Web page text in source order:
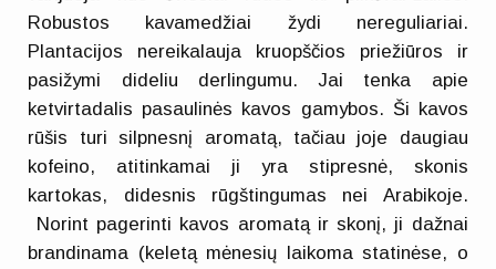
Robustos kavamedžiai žydi nereguliariai.
Plantacijos nereikalauja kruopščios priežiūros ir
pasižymi dideliu derlingumu. Jai tenka apie
ketvirtadalis pasaulinės kavos gamybos. Ši kavos
rūšis turi silpnesnį aromatą, tačiau joje daugiau
kofeino, atitinkamai ji yra stipresnė, skonis
kartokas, didesnis rūgštingumas nei Arabikoje.
Norint pagerinti kavos aromatą ir skonį, ji dažnai
brandinama (keletą mėnesių laikoma statinėse, o